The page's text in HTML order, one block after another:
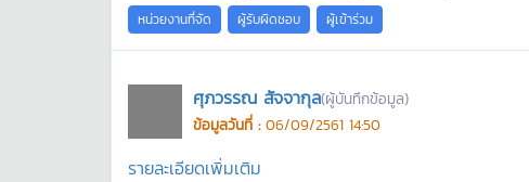
หน่วยงานที่จัด ผู้รับผิดชอบ ผู้เข้าร่วม
ศุภวรรณ สัจจากุล(ผู้บันทึกข้อมูล)
ข้อมูลวันที่ : 06/09/2561 14:50
รายละเอียดเพิ่มเติม